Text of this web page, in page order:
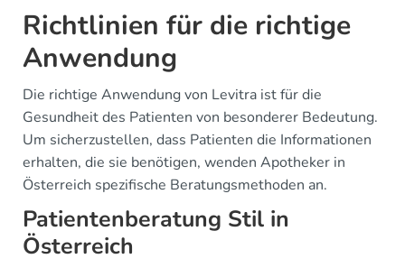
Richtlinien für die richtige
Anwendung
Die richtige Anwendung von Levitra ist für die
Gesundheit des Patienten von besonderer Bedeutung.
Um sicherzustellen, dass Patienten die Informationen
erhalten, die sie benötigen, wenden Apotheker in
Österreich spezifische Beratungsmethoden an.
Patientenberatung Stil in
Österreich